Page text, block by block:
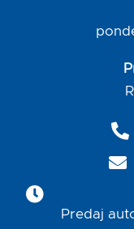
Predaj